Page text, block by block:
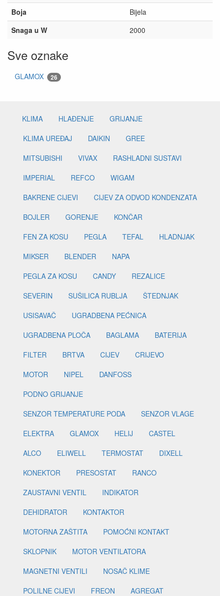
Boja
Bijela
Snaga u W
2000
Sve oznake
GLAMOX 26
KLIMA HLAĐENJE
GRIJANJE
KLIMA UREĐAJ
DAIKIN
GREE
MITSUBISHI
VIVAX
RASHLADNI SUSTAVI
IMPERIAL
REFCO
WIGAM
BAKRENE CIJEVI
CIJEV ZA ODVOD KONDENZATA
BOJLER
GORENJE
KONČAR
FEN ZA KOSU
PEGLA TEFAL
HLADNJAK
MIKSER
BLENDER
NAPA
PEGLA ZA KOSU
CANDY
REZALICE
SEVERIN
SUŠILICA RUBLJA
ŠTEDNJAK
USISAVAČ
UGRADBENA PEĆNICA
UGRADBENA PLOČA
BAGLAMA
BATERIJA
FILTER
BRTVA CIJEV
CRIJEVO
MOTOR
NIPEL
DANFOSS
PODNO GRIJANJE
SENZOR TEMPERATURE PODA
SENZOR VLAGE
ELEKTRA
GLAMOX HELIJ
CASTEL
ALCO
ELIWELL TERMOSTAT
DIXELL
KONEKTOR
PRESOSTAT
RANCO
ZAUSTAVNI VENTIL
INDIKATOR
DEHIDRATOR
KONTAKTOR
MOTORNA ZAŠTITA
POMOĆNI KONTAKT
SKLOPNIK
MOTOR VENTILATORA
MAGNETNI VENTILI
NOSAČ KLIME
POLILNE CIJEVI
FREON
AGREGAT